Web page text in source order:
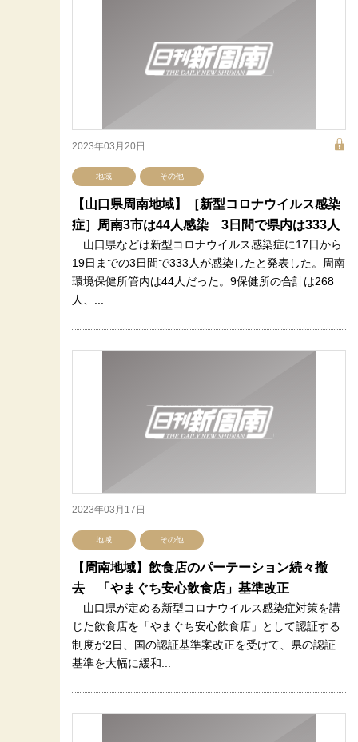
2023年03月20日
地域 その他
【山口県周南地域】［新型コロナウイルス感染
症］周南3市は44人感染 3日間で県内は333人
山口県などは新型コロナウイルス感染症に17日から
19日までの3日間で333人が感染したと発表した。周南
環境保健所管内は44人だった。9保健所の合計は268
人、...
2023年03月17日
地域 その他
【周南地域】飲食店のパーテーション続々撤
去 「やまぐち安心飲食店」基準改正
山口県が定める新型コロナウイルス感染症対策を講
じた飲食店を「やまぐち安心飲食店」として認証する
制度が2日、国の認証基準案改正を受けて、県の認証
基準を大幅に緩和...